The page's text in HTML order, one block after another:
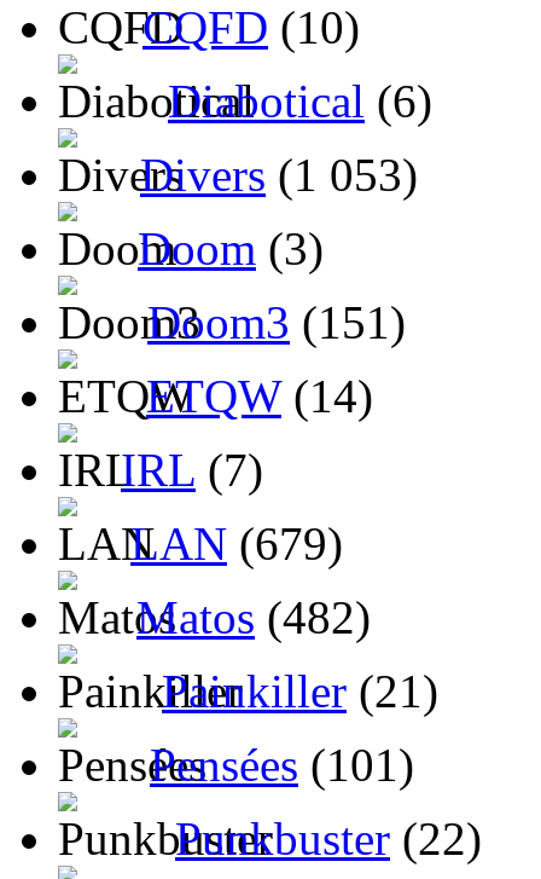
CQFD (10)
Diabotical (6)
Divers (1 053)
Doom (3)
Doom3 (151)
ETQW(14)
IRL (7)
LAN (679)
Matos (482)
Painkiller (21)
Pensées (101)
Punkbuster (22)